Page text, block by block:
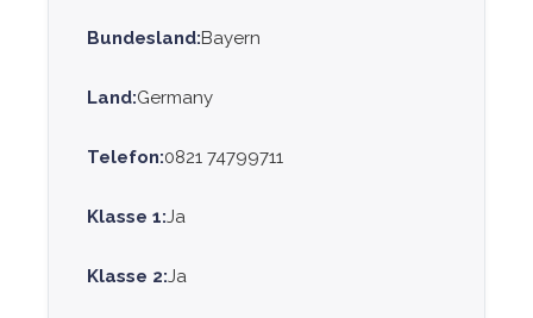
Bundesland:Bayern
Land:Germany
Telefon:0821 74799711
Klasse 1:Ja
Klasse 2:Ja